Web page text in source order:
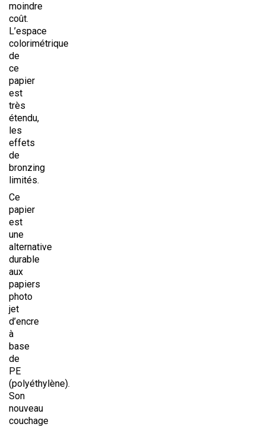
moindre
coût.
L’espace
colorimétrique
de
ce
papier
est
très
étendu,
les
effets
de
bronzing
limités.
Ce
papier
est
une
alternative
durable
aux
papiers
photo
jet
d’encre
à
base
de
PE
(polyéthylène).
Son
nouveau
couchage